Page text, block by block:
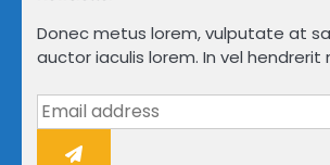
Donec metus lorem, vulputate at
auctor iaculis lorem. In vel hendrerit